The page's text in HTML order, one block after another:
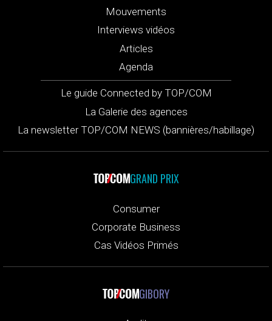
Mouvements
Interviews vidéos
Articles
Agenda
Le guide Connected by TOP/COM
La Galerie des agences
La newsletter TOP/COM NEWS (bannières/habillage)
GRAND PRIX
Consumer
Corporate Business
Cas Vidéos Primés
GIBORY